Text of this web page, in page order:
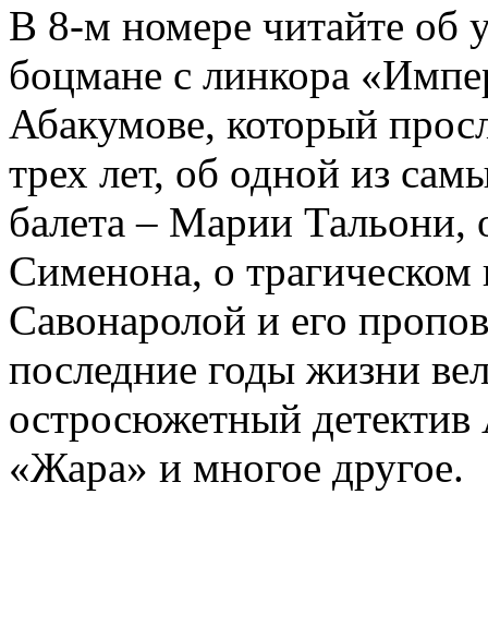
В 8-м номере читайте об
боцмане с линкора
Абакумове, который
трех лет, об одной из
балета – Марии
Сименона, о трагическом
Савонаролой и его
последние годы жизни
остросюжетный детектив
«Жара» и многое другое.